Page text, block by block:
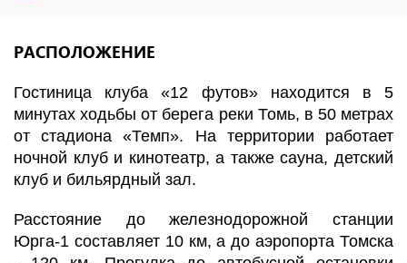
РАСПОЛОЖЕНИЕ
Гостиница клуба «12 футов» находится в 5
минутах ходьбы от берега реки Томь, в 50 метрах
от стадиона «Темп». На территории работает
ночной клуб и кинотеатр, а также сауна, детский
клуб и бильярдный зал.
Расстояние до железнодорожной станции
Юрга-1 составляет 10 км, а до аэропорта Томска